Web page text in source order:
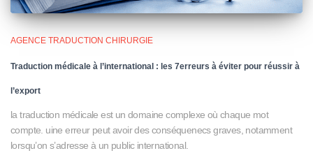
AGENCE TRADUCTION CHIRURGIE
Traduction médicale à l’international : les 7erreurs à éviter pour réussir à
l’export
la traduction médicale est un domaine complexe où chaque mot
compte. uine erreur peut avoir des conséquenecs graves, notamment
lorsqu’on s’adresse à un public international.